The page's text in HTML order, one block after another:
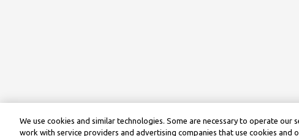
We use cookies and similar technologies. Some are necessary to operate our
work with service providers and advertising companies that use cookies and